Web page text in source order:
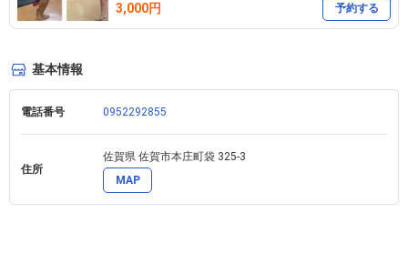
3,000円 予約する
基本情報
電話番号 0952292855
住所
佐賀県 佐賀市本庄町袋 325-3
MAP